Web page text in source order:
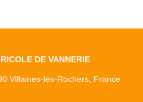
DE VANNERIE
Villaines-les-Rochers, France